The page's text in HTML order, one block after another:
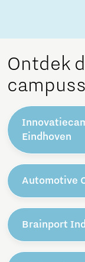
Ontdek
Eindhoven
Automotive
Brainport